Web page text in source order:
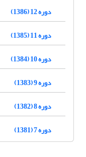
دوره 12 (1386)
دوره 11 (1385)
دوره 10 (1384)
دوره 9 (1383)
دوره 8 (1382)
دوره 7 (1381)